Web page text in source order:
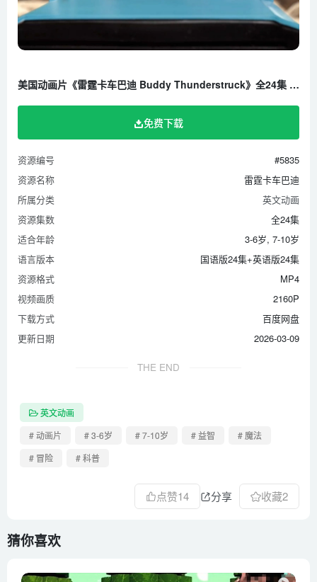
美国动画片《雷霆卡车巴迪 Buddy Thunderstruck》全24集 国语版24集+英语版24集 1080P/MP4/5.38G 百度云网盘下载
免费下载
资源编号
#5835
资源名称
雷霆卡车巴迪
所属分类
英文动画
资源集数
全24集
适合年龄
3-6岁, 7-10岁
语言版本
国语版24集+英语版24集
资源格式
MP4
视频画质
2160P
下载方式
百度网盘
更新日期
2026-03-09
THE END
英文动画
# 动画片
# 3-6岁 # 7-10岁 # 益智
# 魔法
# 冒险
# 科普
点赞14 分享 收藏2
猜你喜欢